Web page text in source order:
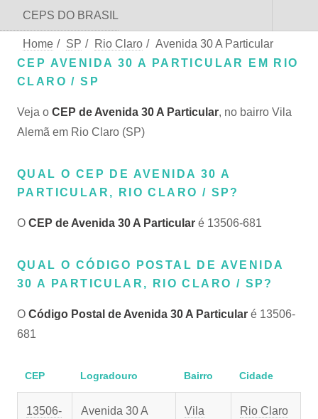
CEPS DO BRASIL
Home / SP / Rio Claro / Avenida 30 A Particular
CEP AVENIDA 30 A PARTICULAR EM RIO
CLARO / SP
Veja o CEP de Avenida 30 A Particular, no bairro Vila
Alemã em Rio Claro (SP)
QUAL O CEP DE AVENIDA 30 A
PARTICULAR, RIO CLARO / SP?
O CEP de Avenida 30 A Particular é 13506-681
QUAL O CÓDIGO POSTAL DE AVENIDA
30 A PARTICULAR, RIO CLARO / SP?
O Código Postal de Avenida 30 A Particular é 13506-
681
CEP Logradouro Bairro Cidade
13506-
Avenida 30 A
Vila
Rio Claro